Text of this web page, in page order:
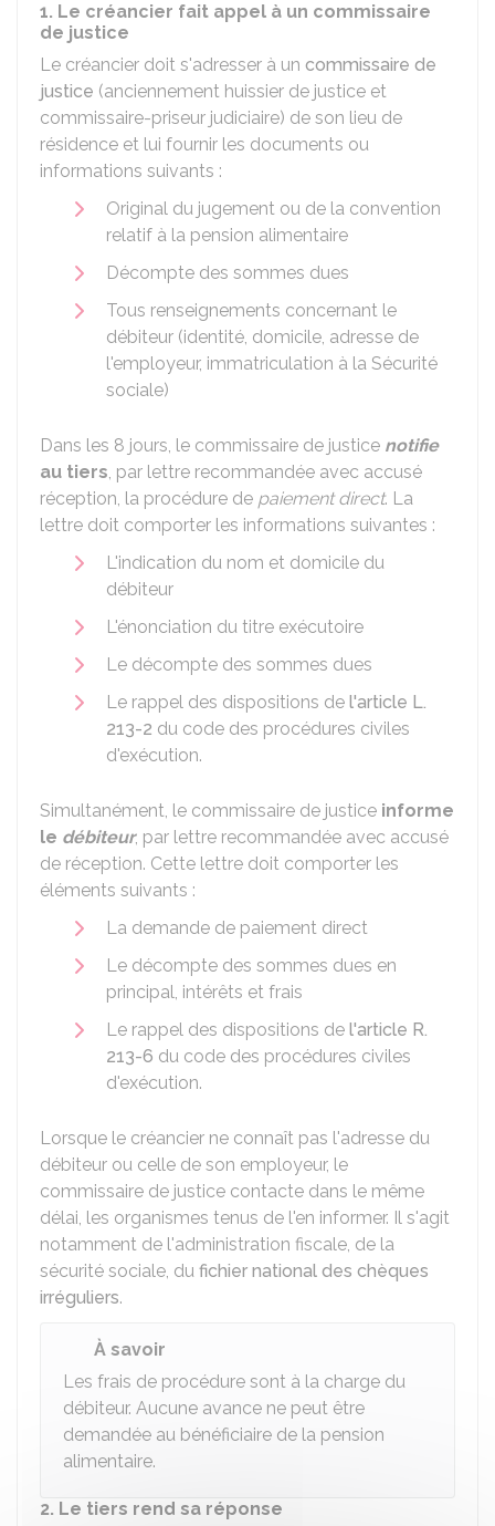
1. Le créancier fait appel à un commissaire
de justice
Le créancier doit s'adresser à un commissaire de
justice (anciennement huissier de justice et
commissaire-priseur judiciaire) de son lieu de
résidence et lui fournir les documents ou
informations suivants :
Original du jugement ou de la convention
relatif à la pension alimentaire
Décompte des sommes dues
Tous renseignements concernant le
débiteur (identité, domicile, adresse de
l'employeur, immatriculation à la Sécurité
sociale)
Dans les 8 jours, le commissaire de justice notifie
au tiers, par lettre recommandée avec accusé
réception, la procédure de paiement direct. La
lettre doit comporter les informations suivantes :
L'indication du nom et domicile du
débiteur
L'énonciation du titre exécutoire
Le décompte des sommes dues
Le rappel des dispositions de l'article L.
213-2 du code des procédures civiles
d'exécution.
Simultanément, le commissaire de justice informe
le débiteur, par lettre recommandée avec accusé
de réception. Cette lettre doit comporter les
éléments suivants :
La demande de paiement direct
Le décompte des sommes dues en
principal, intérêts et frais
Le rappel des dispositions de l'article R.
213-6 du code des procédures civiles
d'exécution.
Lorsque le créancier ne connaît pas l'adresse du
débiteur ou celle de son employeur, le
commissaire de justice contacte dans le même
délai, les organismes tenus de l'en informer. Il s'agit
notamment de l'administration fiscale, de la
sécurité sociale, du fichier national des chèques
irréguliers.
À savoir
Les frais de procédure sont à la charge du
débiteur. Aucune avance ne peut être
demandée au bénéficiaire de la pension
alimentaire.
2. Le tiers rend sa réponse